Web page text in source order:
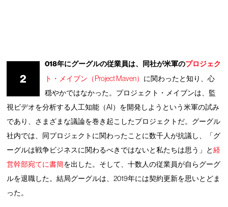
2
018年にグーグルの従業員は、同社が米軍のプロジェク
ト・メイブン（Project Maven） に関わったと知り、心
穏やかではなかった。プロジェクト・メイブンは、監
視ビデオを分析する人工知能（AI）を開発しようという米軍の試み
であり、さまざまな議論を巻き起こしたプロジェクトだ。グーグル
社内では、同プロジェクトに関わったことに数千人が抗議し、「グ
ーグルは戦争ビジネスに関わるべきではないと私たちは思う」と経
営幹部宛てに書簡を出した。そして、十数人の従業員が自らグーグ
ルを退職した。結局グーグルは、2019年には契約更新を思いとどま
った。